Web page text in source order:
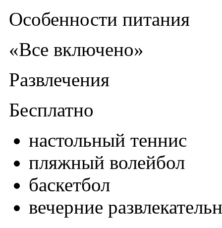
Особенности питания
«Все включено»
Развлечения
Бесплатно
настольный теннис
пляжный волейбол
баскетбол
вечерние